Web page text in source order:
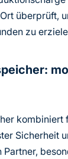
überprüft,
zu
Sicherheit
Partner,